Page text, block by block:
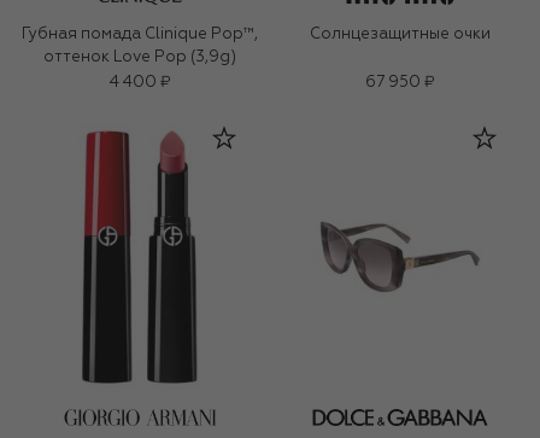
Губная помада Clinique Pop™,
оттенок Love Pop (3,9g)
4 400 ₽
Солнцезащитные очки
67 950 ₽